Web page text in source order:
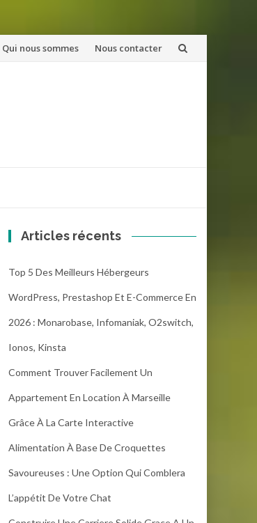
Aller
Qui nous sommes Nous contacter
Articles récents
Top 5 Des Meilleurs Hébergeurs
WordPress, Prestashop Et E-Commerce En
2026 : Monarobase, Infomaniak, O2switch,
Ionos, Kinsta
Comment Trouver Facilement Un
Appartement En Location À Marseille
Grâce À La Carte Interactive
Alimentation À Base De Croquettes
Savoureuses : Une Option Qui Comblera
L’appétit De Votre Chat